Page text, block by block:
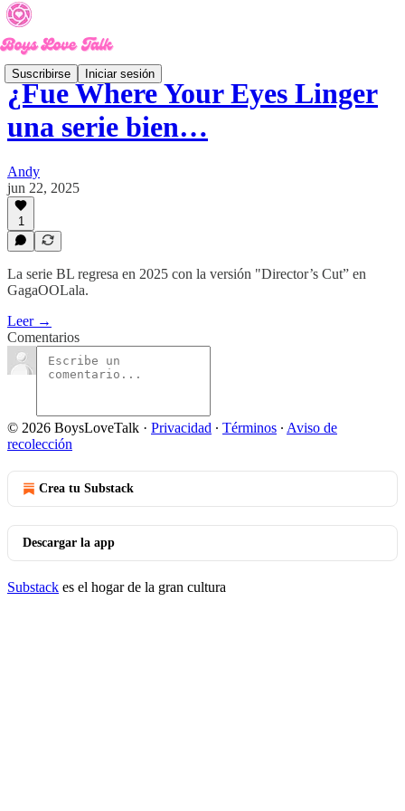
Suscribirse Iniciar sesión
¿Fue Where Your Eyes Linger
una serie bien…
Andy
jun 22, 2025
1
La serie BL regresa en 2025 con la versión "Director’s Cut” en
GagaOOLala.
Leer →
Comentarios
© 2026 BoysLoveTalk · Privacidad ∙ Términos ∙ Aviso de
recolección
Crea tu Substack
Descargar la app
Substack es el hogar de la gran cultura